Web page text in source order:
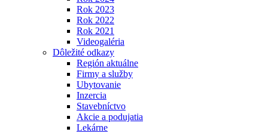
Rok 2023
Rok 2022
Rok 2021
Videogaléria
Dôležité odkazy
Región aktuálne
Firmy a služby
Ubytovanie
Inzercia
Stavebníctvo
Akcie a podujatia
Lekárne